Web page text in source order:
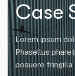
Case
Lorem ipsum
Phasellus
posuere fringilla